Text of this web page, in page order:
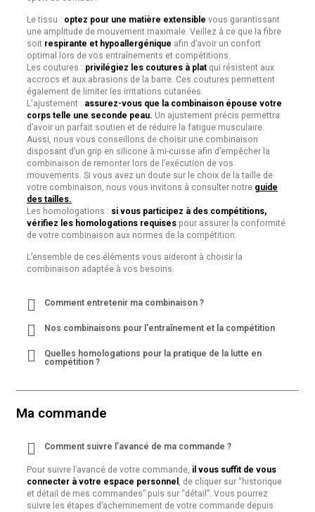
Le tissu : optez pour une matière extensible vous garantissant
une amplitude de mouvement maximale. Veillez à ce que la fibre
soit respirante et hypoallergénique afin d’avoir un confort
optimal lors de vos entraînements et compétitions.
Les coutures : privilégiez les coutures à plat qui résistent aux
accrocs et aux abrasions de la barre. Ces coutures permettent
également de limiter les irritations cutanées.
L'ajustement : assurez-vous que la combinaison épouse votre
corps telle une seconde peau. Un ajustement précis permettra
d’avoir un parfait soutien et de réduire la fatigue musculaire.
Aussi, nous vous conseillons de choisir une combinaison
disposant d’un grip en silicone à mi-cuisse afin d’empêcher la
combinaison de remonter lors de l’exécution de vos
mouvements. Si vous avez un doute sur le choix de la taille de
votre combinaison, nous vous invitons à consulter notre guide
des tailles.
Les homologations : si vous participez à des compétitions,
vérifiez les homologations requises pour assurer la conformité
de votre combinaison aux normes de la compétition.
L’ensemble de ces éléments vous aideront à choisir la
combinaison adaptée à vos besoins.
Comment entretenir ma combinaison ?
Nos combinaisons pour l'entraînement et la compétition
Quelles homologations pour la pratique de la lutte en
compétition ?
Ma commande
Comment suivre l’avancé de ma commande ?
Pour suivre l’avancé de votre commande, il vous suffit de vous
connecter à votre espace personnel , de cliquer sur “historique
et détail de mes commandes” puis sur “détail”. Vous pourrez
suivre les étapes d’acheminement de votre commande depuis